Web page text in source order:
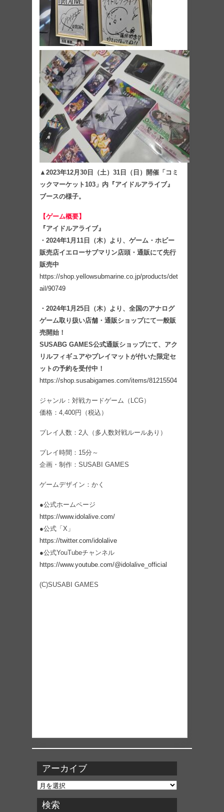
▲2023年12月30日（土）31日（日）開催「コミ
ックマーケット103」内『アイドルアライブ』
ブースの様子。
【ゲーム概要】
『アイドルアライブ』
・2024年1月11日（木）より、ゲーム・ホビー
販売店イエローサブマリン店頭・通販にて先行
販売中
https://shop.yellowsubmarine.co.jp/products/det
ail/90749
・2024年1月25日（木）より、全国のアナログ
ゲーム取り扱い店舗・通販ショップにて一般販
売開始！
SUSABG GAMES公式通販ショップにて、アク
リルフィギュアやプレイマットが付いた限定セ
ットの予約を受付中！
https://shop.susabigames.com/items/81215504
ジャンル：対戦カードゲーム（LCG）
価格：4,400円（税込）
プレイ人数：2人（多人数対戦ルールあり）
プレイ時間：15分～
企画・制作：SUSABI GAMES
ゲームデザイン：かく
●公式ホームページ
https://www.idolalive.com/
●公式「X」
https://twitter.com/idolalive
●公式YouTubeチャンネル
https://www.youtube.com/@idolalive_official
(C)SUSABI GAMES
アーカイブ
ア
カ検索